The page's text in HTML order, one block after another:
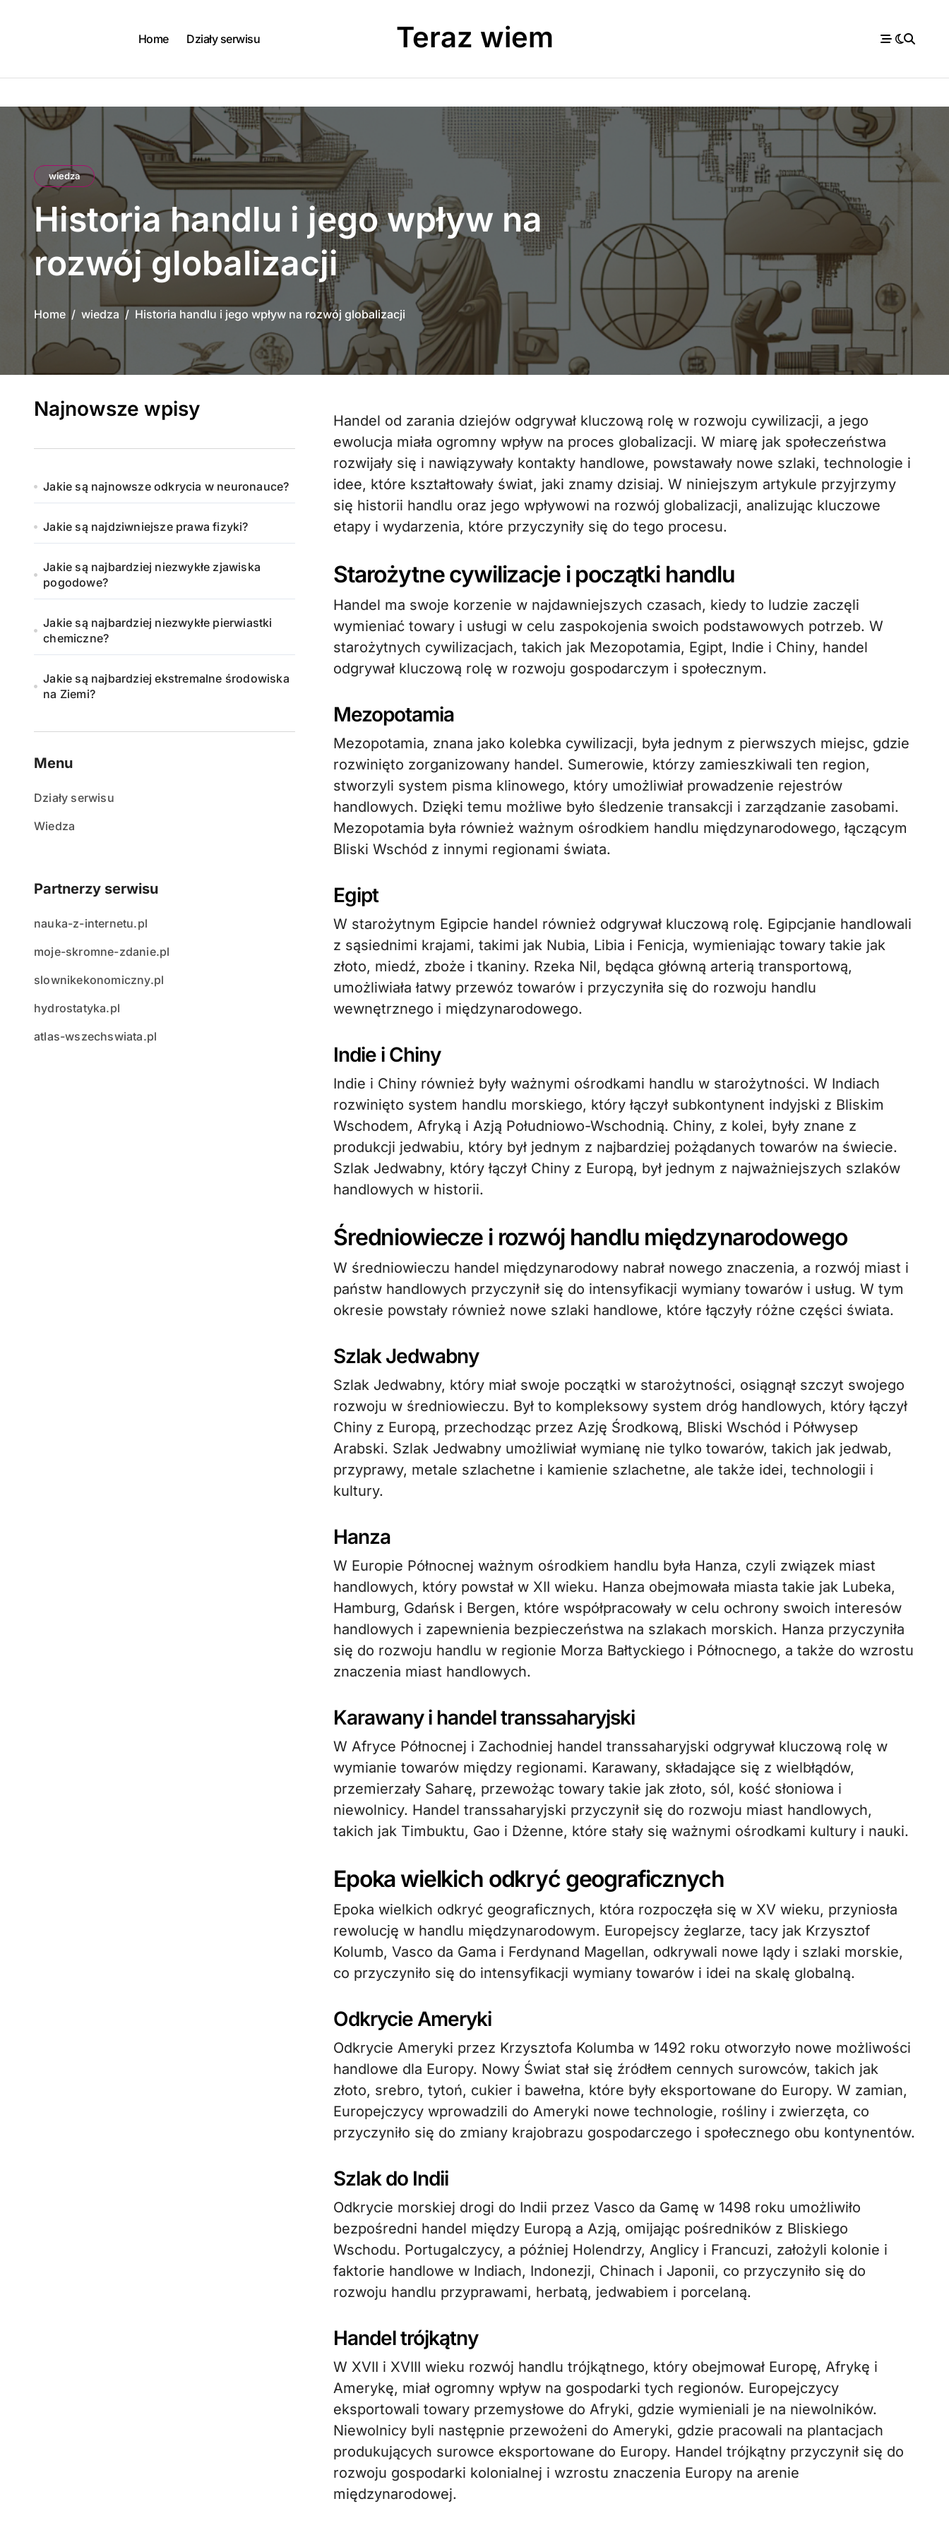
Home Działy serwisu Teraz wiem
wiedza
Historia handlu i jego wpływ na
rozwój globalizacji
Home wiedza Historia handlu i jego wpływ na rozwój globalizacji
Najnowsze wpisy
Jakie są najnowsze odkrycia w neuronauce?
Jakie są najdziwniejsze prawa fizyki?
Jakie są najbardziej niezwykłe zjawiska
pogodowe?
Jakie są najbardziej niezwykłe pierwiastki
chemiczne?
Jakie są najbardziej ekstremalne środowiska
na Ziemi?
Menu
Działy serwisu
Wiedza
Partnerzy serwisu
nauka-z-internetu.pl
moje-skromne-zdanie.pl
slownikekonomiczny.pl
hydrostatyka.pl
atlas-wszechswiata.pl
Handel od zarania dziejów odgrywał kluczową rolę w rozwoju cywilizacji, a jego
ewolucja miała ogromny wpływ na proces globalizacji. W miarę jak społeczeństwa
rozwijały się i nawiązywały kontakty handlowe, powstawały nowe szlaki, technologie i
idee, które kształtowały świat, jaki znamy dzisiaj. W niniejszym artykule przyjrzymy
się historii handlu oraz jego wpływowi na rozwój globalizacji, analizując kluczowe
etapy i wydarzenia, które przyczyniły się do tego procesu.
Starożytne cywilizacje i początki handlu
Handel ma swoje korzenie w najdawniejszych czasach, kiedy to ludzie zaczęli
wymieniać towary i usługi w celu zaspokojenia swoich podstawowych potrzeb. W
starożytnych cywilizacjach, takich jak Mezopotamia, Egipt, Indie i Chiny, handel
odgrywał kluczową rolę w rozwoju gospodarczym i społecznym.
Mezopotamia
Mezopotamia, znana jako kolebka cywilizacji, była jednym z pierwszych miejsc, gdzie
rozwinięto zorganizowany handel. Sumerowie, którzy zamieszkiwali ten region,
stworzyli system pisma klinowego, który umożliwiał prowadzenie rejestrów
handlowych. Dzięki temu możliwe było śledzenie transakcji i zarządzanie zasobami.
Mezopotamia była również ważnym ośrodkiem handlu międzynarodowego, łączącym
Bliski Wschód z innymi regionami świata.
Egipt
W starożytnym Egipcie handel również odgrywał kluczową rolę. Egipcjanie handlowali
z sąsiednimi krajami, takimi jak Nubia, Libia i Fenicja, wymieniając towary takie jak
złoto, miedź, zboże i tkaniny. Rzeka Nil, będąca główną arterią transportową,
umożliwiała łatwy przewóz towarów i przyczyniła się do rozwoju handlu
wewnętrznego i międzynarodowego.
Indie i Chiny
Indie i Chiny również były ważnymi ośrodkami handlu w starożytności. W Indiach
rozwinięto system handlu morskiego, który łączył subkontynent indyjski z Bliskim
Wschodem, Afryką i Azją Południowo-Wschodnią. Chiny, z kolei, były znane z
produkcji jedwabiu, który był jednym z najbardziej pożądanych towarów na świecie.
Szlak Jedwabny, który łączył Chiny z Europą, był jednym z najważniejszych szlaków
handlowych w historii.
Średniowiecze i rozwój handlu międzynarodowego
W średniowieczu handel międzynarodowy nabrał nowego znaczenia, a rozwój miast i
państw handlowych przyczynił się do intensyfikacji wymiany towarów i usług. W tym
okresie powstały również nowe szlaki handlowe, które łączyły różne części świata.
Szlak Jedwabny
Szlak Jedwabny, który miał swoje początki w starożytności, osiągnął szczyt swojego
rozwoju w średniowieczu. Był to kompleksowy system dróg handlowych, który łączył
Chiny z Europą, przechodząc przez Azję Środkową, Bliski Wschód i Półwysep
Arabski. Szlak Jedwabny umożliwiał wymianę nie tylko towarów, takich jak jedwab,
przyprawy, metale szlachetne i kamienie szlachetne, ale także idei, technologii i
kultury.
Hanza
W Europie Północnej ważnym ośrodkiem handlu była Hanza, czyli związek miast
handlowych, który powstał w XII wieku. Hanza obejmowała miasta takie jak Lubeka,
Hamburg, Gdańsk i Bergen, które współpracowały w celu ochrony swoich interesów
handlowych i zapewnienia bezpieczeństwa na szlakach morskich. Hanza przyczyniła
się do rozwoju handlu w regionie Morza Bałtyckiego i Północnego, a także do wzrostu
znaczenia miast handlowych.
Karawany i handel transsaharyjski
W Afryce Północnej i Zachodniej handel transsaharyjski odgrywał kluczową rolę w
wymianie towarów między regionami. Karawany, składające się z wielbłądów,
przemierzały Saharę, przewożąc towary takie jak złoto, sól, kość słoniowa i
niewolnicy. Handel transsaharyjski przyczynił się do rozwoju miast handlowych,
takich jak Timbuktu, Gao i Dżenne, które stały się ważnymi ośrodkami kultury i nauki.
Epoka wielkich odkryć geograficznych
Epoka wielkich odkryć geograficznych, która rozpoczęła się w XV wieku, przyniosła
rewolucję w handlu międzynarodowym. Europejscy żeglarze, tacy jak Krzysztof
Kolumb, Vasco da Gama i Ferdynand Magellan, odkrywali nowe lądy i szlaki morskie,
co przyczyniło się do intensyfikacji wymiany towarów i idei na skalę globalną.
Odkrycie Ameryki
Odkrycie Ameryki przez Krzysztofa Kolumba w 1492 roku otworzyło nowe możliwości
handlowe dla Europy. Nowy Świat stał się źródłem cennych surowców, takich jak
złoto, srebro, tytoń, cukier i bawełna, które były eksportowane do Europy. W zamian,
Europejczycy wprowadzili do Ameryki nowe technologie, rośliny i zwierzęta, co
przyczyniło się do zmiany krajobrazu gospodarczego i społecznego obu kontynentów.
Szlak do Indii
Odkrycie morskiej drogi do Indii przez Vasco da Gamę w 1498 roku umożliwiło
bezpośredni handel między Europą a Azją, omijając pośredników z Bliskiego
Wschodu. Portugalczycy, a później Holendrzy, Anglicy i Francuzi, założyli kolonie i
faktorie handlowe w Indiach, Indonezji, Chinach i Japonii, co przyczyniło się do
rozwoju handlu przyprawami, herbatą, jedwabiem i porcelaną.
Handel trójkątny
W XVII i XVIII wieku rozwój handlu trójkątnego, który obejmował Europę, Afrykę i
Amerykę, miał ogromny wpływ na gospodarki tych regionów. Europejczycy
eksportowali towary przemysłowe do Afryki, gdzie wymieniali je na niewolników.
Niewolnicy byli następnie przewożeni do Ameryki, gdzie pracowali na plantacjach
produkujących surowce eksportowane do Europy. Handel trójkątny przyczynił się do
rozwoju gospodarki kolonialnej i wzrostu znaczenia Europy na arenie
międzynarodowej.